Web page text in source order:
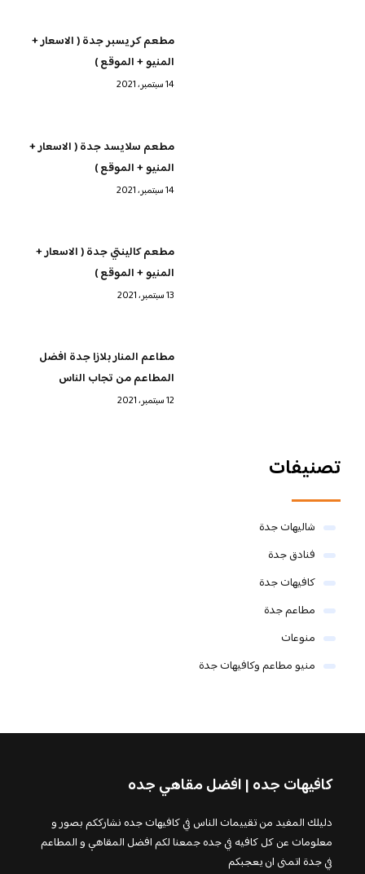
مطعم كريسبر جدة ( الاسعار +
المنيو + الموقع )
14 سبتمبر، 2021
مطعم سلايسد جدة ( الاسعار +
المنيو + الموقع )
14 سبتمبر، 2021
مطعم كالينتي جدة ( الاسعار +
المنيو + الموقع )
13 سبتمبر، 2021
مطاعم المنار بلازا جدة افضل
المطاعم من تجاب الناس
12 سبتمبر، 2021
تصنيفات
شاليهات جدة
فنادق جدة
كافيهات جدة
مطاعم جدة
منوعات
منيو مطاعم وكافيهات جدة
كافيهات جده | افضل مقاهي جده
دليلك المفيد من تقييمات الناس في كافيهات جده نشارككم بصور و
معلومات عن كل كافيه في جده جمعنا لكم افضل المقاهي و المطاعم
في جدة اتمنى ان يعجبكم